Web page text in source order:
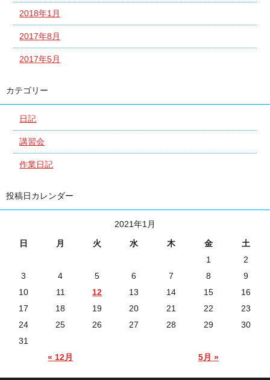
2018年1月
2017年8月
2017年5月
カテゴリー
日記
講習会
作業日記
投稿日カレンダー
2021年1月
日
月 火 水 木 金 土
« 12月 5月 »
1
2
3
4 5 6 7 8
9
10
11 12 13 14 15
16
17
18 19 20 21 22
23
24
25 26 27 28 29
30
31